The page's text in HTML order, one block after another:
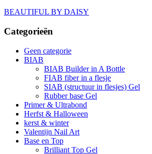
BEAUTIFUL BY DAISY
Categorieën
Geen categorie
BIAB
BIAB Builder in A Bottle
FIAB fiber in a flesje
SIAB (structuur in flesjes) Gel
Rubber base Gel
Primer & Ultrabond
Herfst & Halloween
kerst & winter
Valentijn Nail Art
Base en Top
Brilliant Top Gel